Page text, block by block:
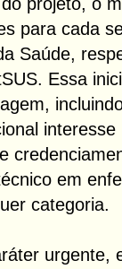
para cada
Saúde,
Essa
interesse
em
categoria.
urgente,